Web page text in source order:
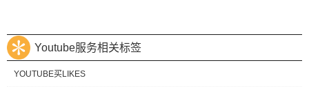
Youtube服务相关标签
YOUTUBE买LIKES